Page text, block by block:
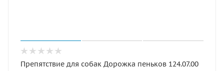
Препятствие для собак Дорожка пеньков 124.07.00